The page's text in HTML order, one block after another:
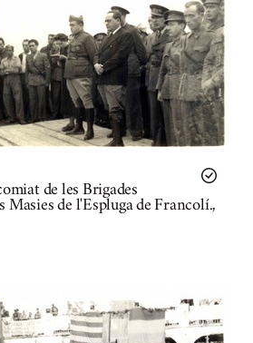
de les Brigades
Masies de l'Espluga de Francolí.,